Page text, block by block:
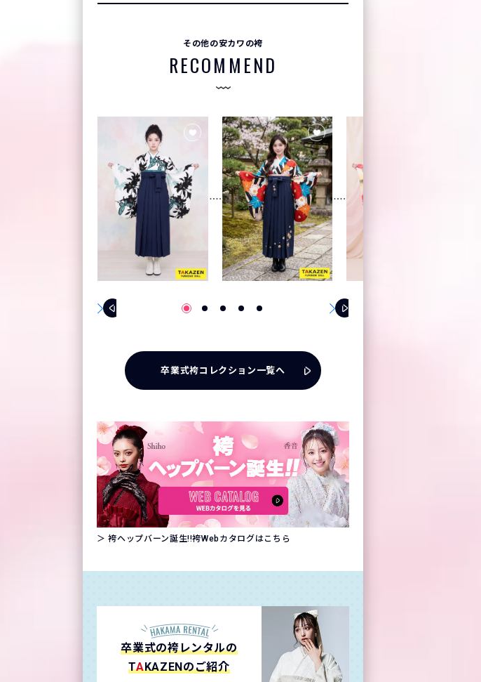
その他の安カワの袴
RECOMMEND
卒業式袴コレクション一覧へ
＞ 袴ヘップバーン誕生!!袴Webカタログはこちら
卒業式の袴レンタルの
TAKAZENのご紹介